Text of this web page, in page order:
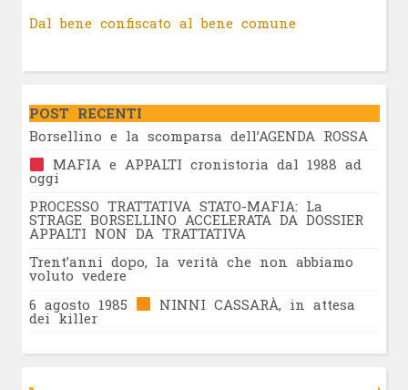
Dal bene confiscato al bene comune
POST RECENTI
Borsellino e la scomparsa dell’AGENDA ROSSA
MAFIA e APPALTI cronistoria dal 1988 ad
oggi
PROCESSO TRATTATIVA STATO-MAFIA: La
STRAGE BORSELLINO ACCELERATA DA DOSSIER
APPALTI NON DA TRATTATIVA
Trent’anni dopo, la verità che non abbiamo
voluto vedere
6 agosto 1985
NINNI CASSARÀ, in attesa
dei killer